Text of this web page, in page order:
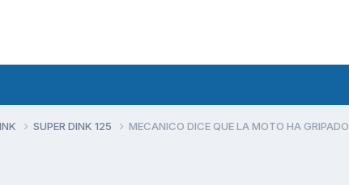
SUPER DINK 125 MECANICO DICE QUE LA MOTO HA GRIPADO